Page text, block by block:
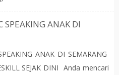
SPEAKING ANAK DI
ANAK DI SEMARANG
SEJAK DINI Anda mencari